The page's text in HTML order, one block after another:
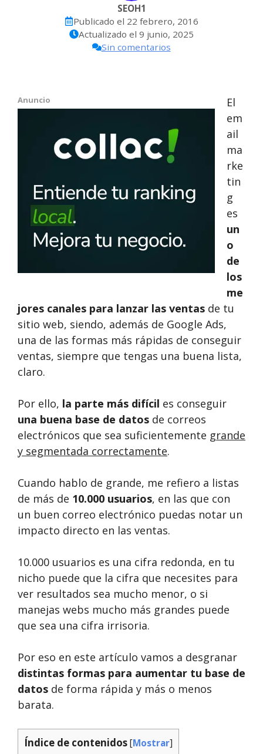
SEOH1
Publicado el 22 febrero, 2016
Actualizado el 9 junio, 2025
Sin comentarios
Anuncio
El
em
ail
ma
rke
tin
g
es
un
o
de
los
me
jores canales para lanzar las ventas de tu
sitio web, siendo, además de Google Ads,
una de las formas más rápidas de conseguir
ventas, siempre que tengas una buena lista,
claro.
Por ello, la parte más difícil es conseguir
una buena base de datos de correos
electrónicos que sea suficientemente grande
y segmentada correctamente.
Cuando hablo de grande, me refiero a listas
de más de 10.000 usuarios, en las que con
un buen correo electrónico puedas notar un
impacto directo en las ventas.
10.000 usuarios es una cifra redonda, en tu
nicho puede que la cifra que necesites para
ver resultados sea mucho menor, o si
manejas webs mucho más grandes puede
que sea una cifra irrisoria.
Por eso en este artículo vamos a desgranar
distintas formas para aumentar tu base de
datos de forma rápida y más o menos
barata.
Índice de contenidos[Mostrar]